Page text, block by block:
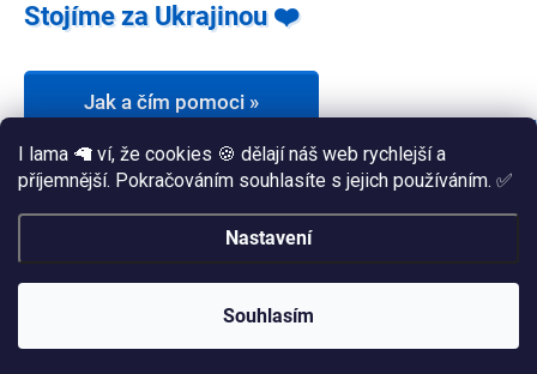
I lama 🦙 ví, že cookies 🍪 dělají náš web rychlejší a
příjemnější. Pokračováním souhlasíte s jejich používáním. ✅
Nastavení
Souhlasím
Stojíme za Ukrajinou ❤️
Jak a čím pomoci »